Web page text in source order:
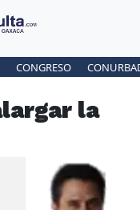
CONGRESO
la